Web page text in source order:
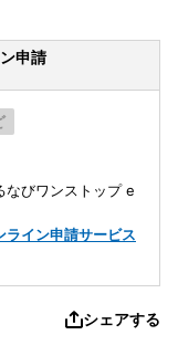
申請
なびワンストップ e
ライン申請サービス
シェアする